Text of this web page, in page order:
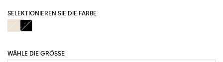
SELEKTIONIEREN SIE DIE FARBE
WÄHLE DIE GRÖSSE